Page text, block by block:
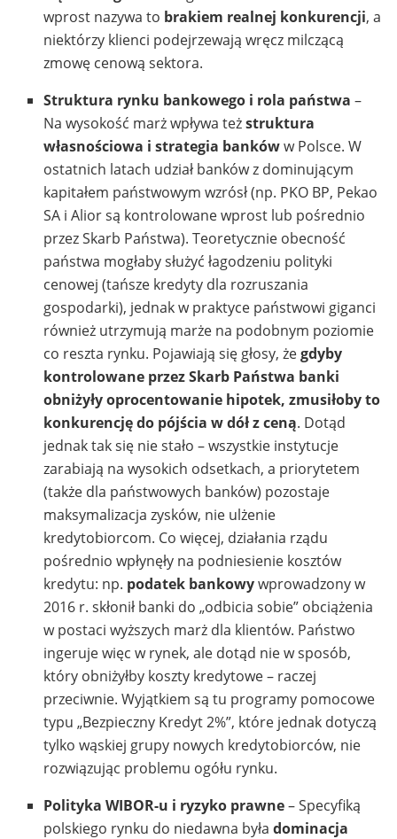
wprost nazywa to brakiem realnej konkurencji, a
niektórzy klienci podejrzewają wręcz milczącą
zmowę cenową sektora.
Struktura rynku bankowego i rola państwa –
Na wysokość marż wpływa teżstruktura
własnościowa i strategia bankóww Polsce. W
ostatnich latach udział banków z dominującym
kapitałem państwowym wzrósł (np. PKO BP, Pekao
SA i Alior są kontrolowane wprost lub pośrednio
przez Skarb Państwa). Teoretycznie obecność
państwa mogłaby służyć łagodzeniu polityki
cenowej (tańsze kredyty dla rozruszania
gospodarki), jednak w praktyce państwowi giganci
również utrzymują marże na podobnym poziomie
co reszta rynku. Pojawiają się głosy, żegdyby
kontrolowane przez Skarb Państwa banki
obniżyły oprocentowanie hipotek, zmusiłoby to
konkurencję do pójścia w dół z ceną. Dotąd
jednak tak się nie stało – wszystkie instytucje
zarabiają na wysokich odsetkach, a priorytetem
(także dla państwowych banków) pozostaje
maksymalizacja zysków, nie ulżenie
kredytobiorcom. Co więcej, działania rządu
pośrednio wpłynęły na podniesienie kosztów
kredytu: np. podatek bankowywprowadzony w
2016 r. skłonił banki do „odbicia sobie” obciążenia
w postaci wyższych marż dla klientów. Państwo
ingeruje więc w rynek, ale dotąd nie w sposób,
który obniżyłby koszty kredytowe – raczej
przeciwnie. Wyjątkiem są tu programy pomocowe
typu „Bezpieczny Kredyt 2%”, które jednak dotyczą
tylko wąskiej grupy nowych kredytobiorców, nie
rozwiązując problemu ogółu rynku.
Polityka WIBOR-u i ryzyko prawne– Specyfiką
polskiego rynku do niedawna byładominacja